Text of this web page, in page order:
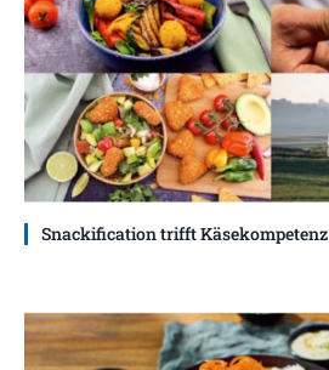
Snackification trifft Käsekompetenz